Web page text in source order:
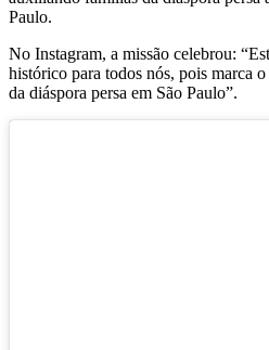
Paulo.
No Instagram, a missão celebrou:
histórico para todos nós, pois marca
da diáspora persa em São Paulo”.